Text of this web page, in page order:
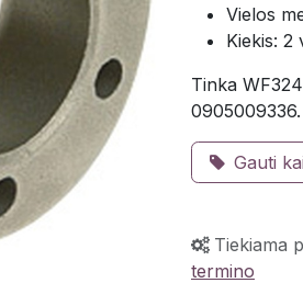
Vielos
Kiekis: 2
Tinka
0905009336.
Gauti
Tiekiama
termino